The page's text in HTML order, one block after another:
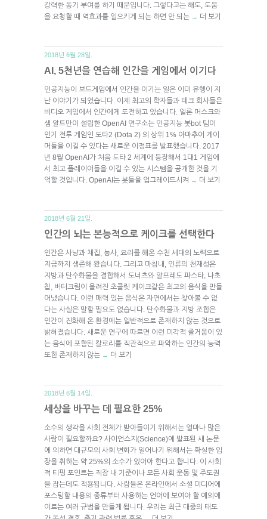
강력한 동기 부여를 하기 때문입니다. 그렇다고는 해도, 도움
을 요청할 때 역효과를 일으키게 되는 하면 안 되는 → 더 보기
2018년 6월 28일.
AI, 5천년을 연습해 인간을 게임에서 이기다
인공지능이 보드게임에서 인간을 이기는 일은 이미 유행이 지
난 이야기가 되었습니다. 이제 최고의 학자들과 테크 회사들은
비디오 게임에서 인간에게 도전하고 있습니다. 일론 머스크와
샘 알트만이 설립한 OpenAI 연구소는 인공지능 봇bot 팀이
인기 전투 게임인 도타2 (Dota 2) 의 상위 1% 아마추어 게이
머들을 이길 수 있다는 새로운 이정표를 발표했습니다. 2017
년 8월 OpenAI가 처음 도타 2 세계에 등장해서 1대1 게임에
서 최고 플레이어들을 이길 수 있는 시스템을 공개한 것을 기
억할 것입니다. OpenAI는 봇들을 업그레이드시켜 → 더 보기
2018년 6월 21일.
인간의 뇌는 본능적으로 케이크를 선택한다
인간은 사냥과 채집, 농사, 요리를 해온 수천 세대의 노력으로
지금까지 생존해 왔습니다. 그리고 마침내, 인류의 천재성은
지방과 탄수화물을 결합해서 도너츠와 알프레도 파스타, 나초
칩, 버터크림이 올려진 초콜릿 케이크같은 최고의 음식을 만들
어냈습니다. 이런 매력 있는 음식은 자연에서는 찾아볼 수 없
다는 사실은 말할 필요도 없습니다. 탄수화물과 지방 조합은
인간이 진화해 온 환경에는 일반적으로 존재하지 않는 것으로
밝혀졌습니다. 새로운 연구에 따르면 이런 미각적 즐거움이 있
는 음식에 포함된 칼로리를 직관적으로 파악하는 인간의 능력
또한 존재하지 않는 → 더 보기
2018년 6월 14일.
세상을 바꾸는 데 필요한 25%
소수의 생각을 사회 전체가 받아들이기 위해서는 얼마나 많은
사람이 필요할까요? 사이언스지(Science)에 발표된 새 논문
에 의하면 대규모의 사회 변화가 일어나기 위해서는 확실한 입
장을 취하는 약 25%의 소수가 있어야 한다고 합니다. 이 사회
적 티핑 포인트는 직장 내 기준이나 모든 사회 운동 및 주도권
을 잡는데도 적용됩니다. 사람들은 온라인에서 소셜 미디어에
포스팅할 내용의 종류부터 사용하는 언어에 보여야 할 예의에
이르는 여러 규범을 만들게 됩니다. 우리는 최근 대중의 태도